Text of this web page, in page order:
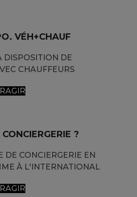
VÉH+CHAUF
DISPOSITION DE
CHAUFFEURS
?
DE CONCIERGERIE EN
À L'INTERNATIONAL